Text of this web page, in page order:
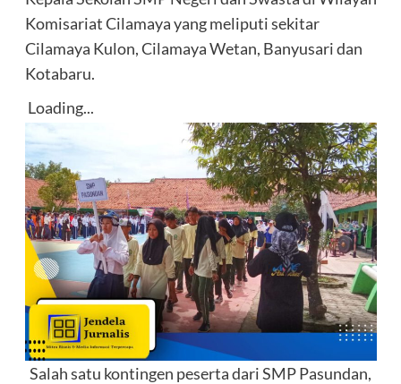
Komisariat Cilamaya yang meliputi sekitar
Cilamaya Kulon, Cilamaya Wetan, Banyusari dan
Kotabaru.
Loading...
Salah satu kontingen peserta dari SMP Pasundan,